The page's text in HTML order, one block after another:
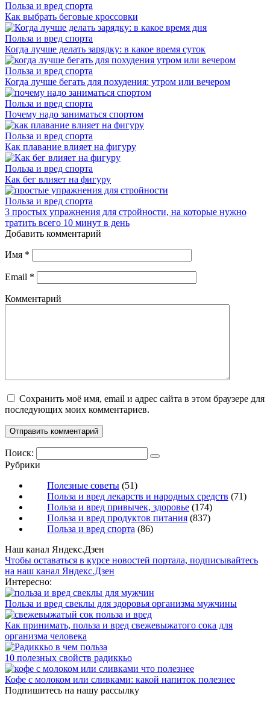
Польза и вред спорта
Как выбрать беговые кроссовки
Польза и вред спорта
Когда лучше делать зарядку: в какое время суток
Польза и вред спорта
Когда лучше бегать для похудения: утром или вечером
Польза и вред спорта
Почему надо заниматься спортом
Польза и вред спорта
Как плавание влияет на фигуру
Польза и вред спорта
Как бег влияет на фигуру
Польза и вред спорта
3 простых упражнения для стройности, на которые нужно
тратить всего 10 минут в день
Добавить комментарий
Имя *
Email *
Комментарий
Сохранить моё имя, email и адрес сайта в этом браузере для
последующих моих комментариев.
Поиск:
Рубрики
Полезные советы (51)
Польза и вред лекарств и народных средств (71)
Польза и вред привычек, здоровье (174)
Польза и вред продуктов питания (837)
Польза и вред спорта (86)
Наш канал Яндекс.Дзен
Чтобы оставаться в курсе новостей портала, подписывайтесь
на наш канал Яндекс.Дзен
Интересно:
Польза и вред свеклы для здоровья организма мужчины
Как принимать, польза и вред свежевыжатого сока для
организма человека
10 полезных свойств радиккьо
Кофе с молоком или сливками: какой напиток полезнее
Подпишитесь на нашу рассылку